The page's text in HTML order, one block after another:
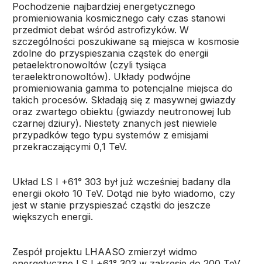
Pochodzenie najbardziej energetycznego
promieniowania kosmicznego cały czas stanowi
przedmiot debat wśród astrofizyków. W
szczególności poszukiwane są miejsca w kosmosie
zdolne do przyspieszania cząstek do energii
petaelektronowoltów (czyli tysiąca
teraelektronowoltów). Układy podwójne
promieniowania gamma to potencjalne miejsca do
takich procesów. Składają się z masywnej gwiazdy
oraz zwartego obiektu (gwiazdy neutronowej lub
czarnej dziury). Niestety znanych jest niewiele
przypadków tego typu systemów z emisjami
przekraczającymi 0,1 TeV.
Układ LS I +61° 303 był już wcześniej badany dla
energii około 10 TeV. Dotąd nie było wiadomo, czy
jest w stanie przyspieszać cząstki do jeszcze
większych energii.
Zespół projektu LHAASO zmierzył widmo